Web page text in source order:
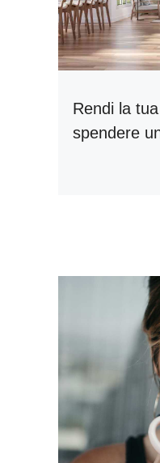
Rendi la
spendere